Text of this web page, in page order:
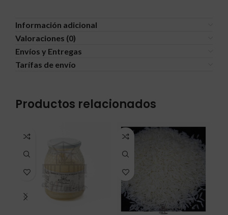
Información adicional
Valoraciones (0)
Envíos y Entregas
Tarífas de envío
Productos relacionados